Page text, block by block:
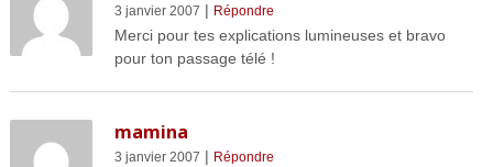
3 janvier 2007 | Répondre
Merci pour tes explications lumineuses et bravo
pour ton passage télé !
mamina
3 janvier 2007 | Répondre